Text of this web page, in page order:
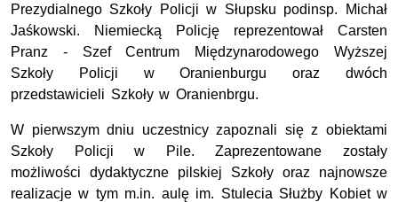
Prezydialnego Szkoły Policji w Słupsku podinsp. Michał
Jaśkowski. Niemiecką Policję reprezentował Carsten
Pranz - Szef Centrum Międzynarodowego Wyższej
Szkoły Policji w Oranienburgu oraz dwóch
przedstawicieli Szkoły w Oranienbrgu.
W pierwszym dniu uczestnicy zapoznali się z obiektami
Szkoły Policji w Pile. Zaprezentowane zostały
możliwości dydaktyczne pilskiej Szkoły oraz najnowsze
realizacje w tym m.in. aulę im. Stulecia Służby Kobiet w